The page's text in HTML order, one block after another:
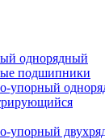
однорядный
подшипники
упорный
упорный